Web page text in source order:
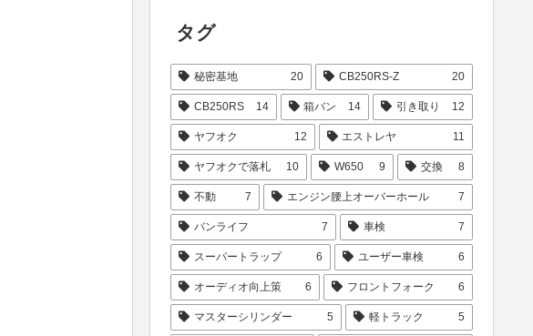
タグ
秘密基地 20 CB250RS-Z 20
CB250RS 14 箱バン 14 引き取り 12
ヤフオク 12 エストレヤ 11
ヤフオクで落札 10 W650 9 交換 8
不動 7 エンジン腰上オーバーホール 7
バンライフ 7 車検 7
スーパートラップ 6 ユーザー車検 6
オーディオ向上策 6 フロントフォーク 6
マスターシリンダー 5 軽トラック 5